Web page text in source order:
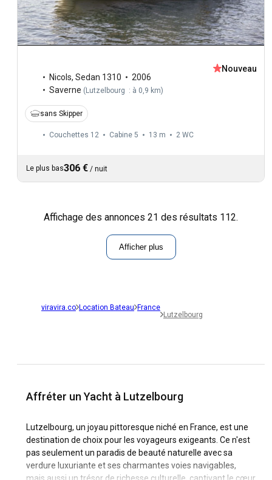
Nicols, Sedan 1310
2006
Saverne (Lutzelbourg : à 0,9 km)
Nouveau
sans Skipper
Couchettes 12 Cabine 5 13 m 2 WC
Le plus bas306 € / nuit
Affichage des annonces 21 des résultats 112.
Afficher plus
viravira.co Location Bateau France
Lutzelbourg
Affréter un Yacht à Lutzelbourg
Lutzelbourg, un joyau pittoresque niché en France, est une
destination de choix pour les voyageurs exigeants. Ce n'est
pas seulement un paradis de beauté naturelle avec sa
verdure luxuriante et ses charmantes voies navigables,